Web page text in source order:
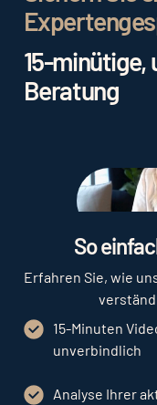
15-minütige,
Beratung
So
Erfahren Sie, wie
15-Minuten
unverbindlich
Analyse Ihrer